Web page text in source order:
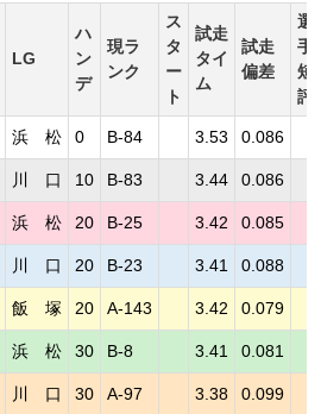
LG
ハ
ン
デ
現ラ
ンク
ス
タ
ー
ト
試走
タイ
ム
試走
偏差
選
手
短
評
浜 松 0 B-84 3.53 0.086
川 口 10 B-83 3.44 0.086
浜 松 20 B-25 3.42 0.085
川 口 20 B-23 3.41 0.088
飯 塚 20 A-143 3.42 0.079
浜 松 30 B-8 3.41 0.081
川 口 30 A-97 3.38 0.099